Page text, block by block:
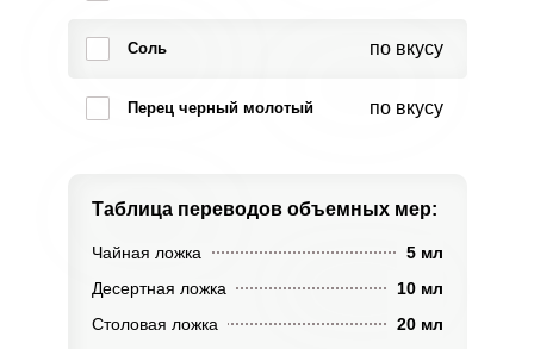
Соль по вкусу
Перец черный молотый по вкусу
Таблица переводов объемных мер:
Чайная ложка
5 мл
Десертная ложка
10 мл
Столовая ложка
20 мл